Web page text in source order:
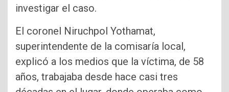
investigar el caso.
El coronel Niruchpol Yothamat,
superintendente de la comisaría local,
explicó a los medios que la víctima, de 58
años, trabajaba desde hace casi tres